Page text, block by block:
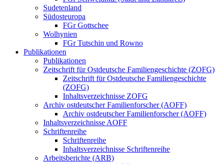
Sudetenland
Südosteuropa
FGr Gottschee
Wolhynien
FGr Tutschin und Rowno
Publikationen
Publikationen
Zeitschrift für Ostdeutsche Familiengeschichte (ZOFG)
Zeitschrift für Ostdeutsche Familiengeschichte
(ZOFG)
Inhaltsverzeichnisse ZOFG
Archiv ostdeutscher Familienforscher (AOFF)
Archiv ostdeutscher Familienforscher (AOFF)
Inhaltsverzeichnisse AOFF
Schriftenreihe
Schriftenreihe
Inhaltsverzeichnisse Schriftenreihe
Arbeitsberichte (ARB)